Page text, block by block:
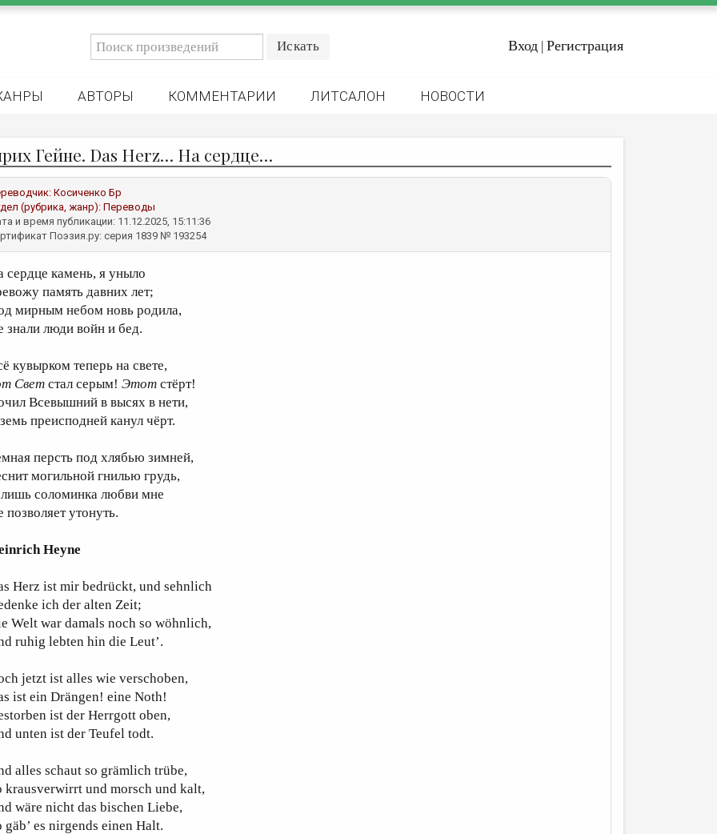
Вход | Регистрация
АВТОРЫ КОММЕНТАРИИ ЛИТСАЛОН НОВОСТИ
Гейне. Das Herz… На сердце…
Косиченко Бр
(рубрика, жанр):Переводы
и время публикации: 11.12.2025, 15:11:36
Поэзия.ру: серия 1839 № 193254
сердце камень, я уныло
память давних лет;
мирным небом новь родила,
знали люди войн и бед.
кувырком теперь на свете,
Свет стал серым! Этот стёрт!
Всевышний в высях в нети,
преисподней канул чёрт.
персть под хлябью зимней,
могильной гнилью грудь,
соломинка любви мне
позволяет утонуть.
Heyne
Herz ist mir bedrückt, und sehnlich
ich der alten Zeit;
Welt war damals noch so wöhnlich,
ruhig lebten hin die Leut’.
jetzt ist alles wie verschoben,
ist ein Drängen! eine Noth!
ist der Herrgott oben,
unten ist der Teufel todt.
alles schaut so grämlich trübe,
krausverwirrt und morsch und kalt,
wäre nicht das bischen Liebe,
gäb’ es nirgends einen Halt.